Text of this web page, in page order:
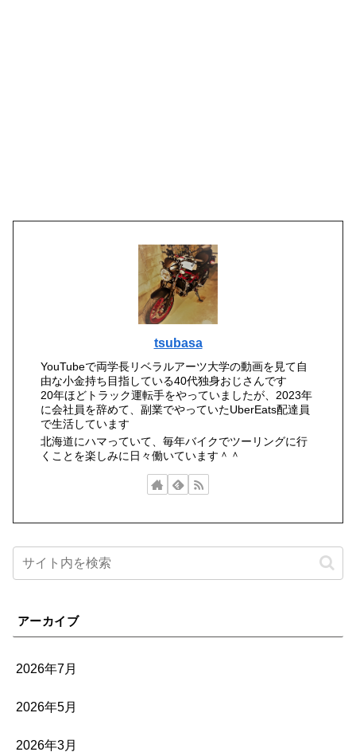
tsubasa
YouTubeで両学長リベラルアーツ大学の動画を見て自
由な小金持ち目指している40代独身おじさんです
20年ほどトラック運転手をやっていましたが、2023年
に会社員を辞めて、副業でやっていたUberEats配達員
で生活しています
北海道にハマっていて、毎年バイクでツーリングに行
くことを楽しみに日々働いています＾＾
アーカイブ
2026年7月
2026年5月
2026年3月